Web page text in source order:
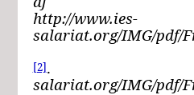
http://www.ies-
salariat.org/IMG/pdf/
[2]
salariat.org/IMG/pdf/